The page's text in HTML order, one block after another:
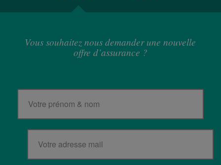
Vous souhaitez nous demander une nouvelle
offre d’assurance ?